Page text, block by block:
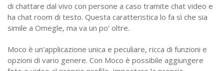
di chattare dal vivo con persone a caso tramite chat video e
ha chat room di testo. Questa caratteristica lo fa sì che sia
simile a Omegle, ma va un po’ oltre.
Moco è un’applicazione unica e peculiare, ricca di funzioni e
opzioni di vario genere. Con Moco è possibile aggiungere